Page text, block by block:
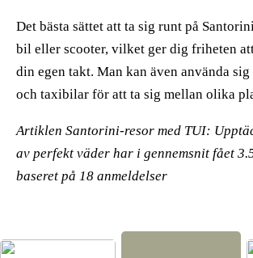
Det bästa sättet att ta sig runt på
bil eller scooter, vilket ger dig friheten
din egen takt. Man kan även använda
och taxibilar för att ta sig mellan olika
Artiklen Santorini-resor med TUI:
av perfekt väder har i gennemsnit fået
baseret på 18 anmeldelser